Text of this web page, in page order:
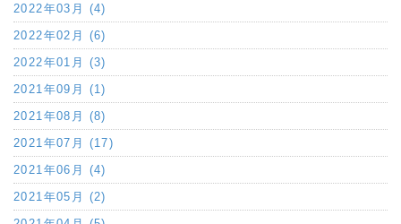
2022年03月 (4)
2022年02月 (6)
2022年01月 (3)
2021年09月 (1)
2021年08月 (8)
2021年07月 (17)
2021年06月 (4)
2021年05月 (2)